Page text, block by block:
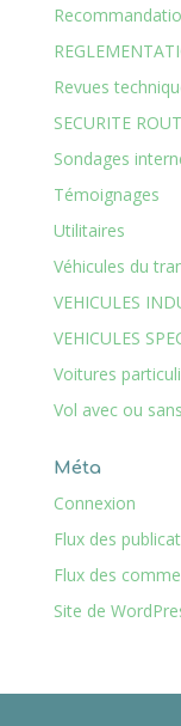
Revues
SECURITE
Sondages
Témoignages
Utilitaires
Véhicules du
VEHICULES
VEHICULES
Voitures
Vol avec ou
Méta
Connexion
Flux des
Flux des
Site de